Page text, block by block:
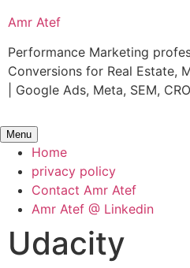
to
content
Amr Atef
Performance Marketing
Conversions for Real Estate,
| Google Ads, Meta, SEM,
Menu
Home
privacy policy
Contact Amr Atef
Amr Atef @ Linkedin
Udacity